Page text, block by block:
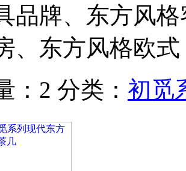
品牌、东方风
、东方风格欧式
：2 分类： 初觅